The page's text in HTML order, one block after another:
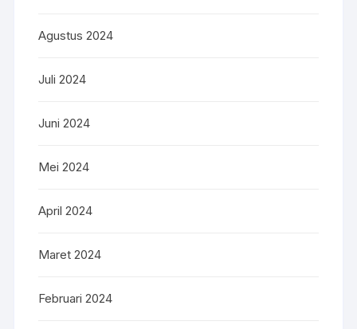
Agustus 2024
Juli 2024
Juni 2024
Mei 2024
April 2024
Maret 2024
Februari 2024